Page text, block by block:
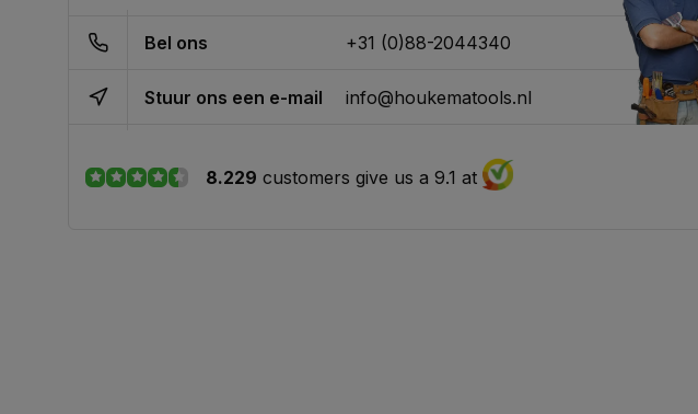
Ze houden zich aan hun afspraken
Goede machiene deze Einhell elektrische kettingzaag Na bestellen werd deze
Bel ons +31 (0)88-2044340
Stuur ons een e-mail info@houkematools.nl
8.229 customers give us a 9.1 at